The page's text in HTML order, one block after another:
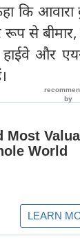
कि आवारा
से
और